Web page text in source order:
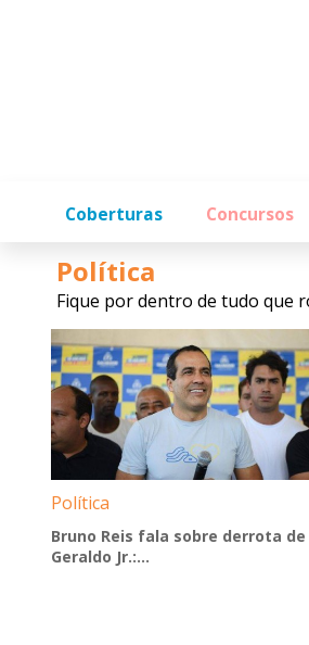
Coberturas Concursos
Política
Fique por dentro de tudo que
Política
Bruno Reis fala sobre derrota de
Geraldo Jr.:...